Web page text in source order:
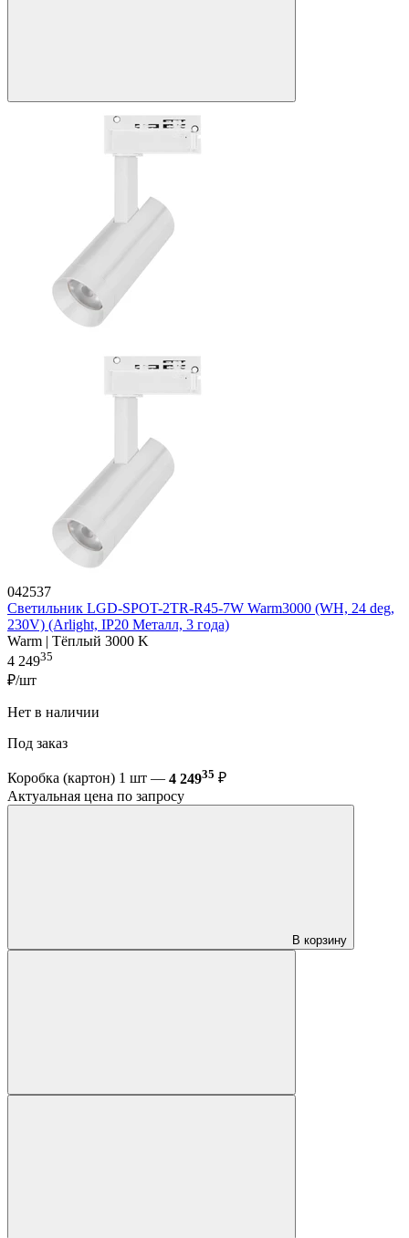
042537
Светильник LGD-SPOT-2TR-R45-7W Warm3000 (WH, 24 deg,
230V) (Arlight, IP20 Металл, 3 года)
Warm | Тёплый 3000 K
4 24935
₽/шт
Нет в наличии
Под заказ
Коробка (картон) 1 шт — 4 24935 ₽
Актуальная цена по запросу
В корзину